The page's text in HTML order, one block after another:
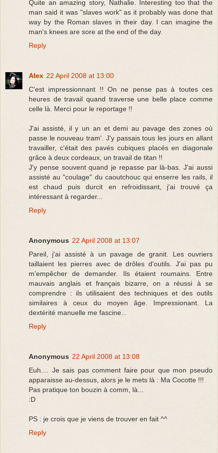
Quite an amazing story, Nathalie. Interesting too that the
man said it was "slaves work" as it probably was done that
way by the Roman slaves in their day. I can imagine the
man's knees are sore at the end of the day.
Reply
Alex 22 April 2008 at 13:00
C'est impressionnant !! On ne pense pas à toutes ces
heures de travail quand traverse une belle place comme
celle là. Merci pour le reportage !!
J'ai assisté, il y un an et demi au pavage des zones où
passe le nouveau tram'. J'y passais tous les jours en allant
travailler, c'était des pavés cubiques placés en diagonale
grâce à deux cordeaux, un travail de titan !!
J'y pense souvent quand je repasse par là-bas. J'ai aussi
assisté au "coulage" du caoutchouc qui enserre les rails, il
est chaud puis durcit en refroidissant, j'ai trouvé ça
intéressant à regarder...
Reply
Anonymous 22 April 2008 at 13:07
Pareil, j'ai assisté à un pavage de granit. Les ouvriers
taillaient les pierres avec de drôles d'outils. J'ai pas pu
m'empêcher de demander. Ils étaient roumains. Entre
mauvais anglais et français bizarre, on a réussi à se
comprendre : ils utilisaient des techniques et des outils
similaires à ceux du moyen âge. Impressionant. La
dextérité manuelle me fascine...
Reply
Anonymous 22 April 2008 at 13:08
Euh.... Je sais pas comment faire pour que mon pseudo
apparaisse au-dessus, alors je le mets là : Ma Cocotte !!!
Pas pratique ton bouzin à comm, là...
:D
PS : je crois que je viens de trouver en fait ^^
Reply